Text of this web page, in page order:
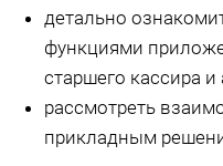
детально
функциями
старшего кассира
рассмотреть
прикладным